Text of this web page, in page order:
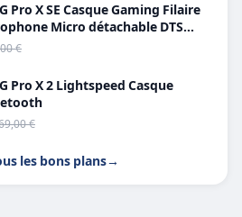
Pro X SE Casque Gaming Filaire
Micro détachable DTS
X 7.1
€
Pro X 2 Lightspeed Casque
€
les bons plans→